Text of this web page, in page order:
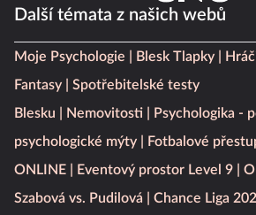
Další témata z našich webů
Moje Psychologie Blesk Tlapky
Fantasy
Spotřebitelské testy
Blesku
Nemovitosti
Psychologika -
psychologické mýty
Fotbalové
ONLINE
Eventový prostor Level 9
Szabová vs. Pudilová
Chance Liga